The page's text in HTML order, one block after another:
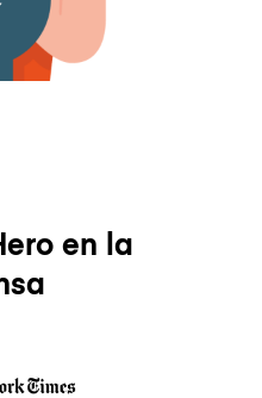
en la